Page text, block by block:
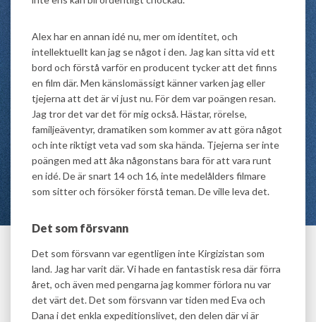
Alex har en annan idé nu, mer om identitet, och
intellektuellt kan jag se något i den. Jag kan sitta vid ett
bord och förstå varför en producent tycker att det finns
en film där. Men känslomässigt känner varken jag eller
tjejerna att det är vi just nu. För dem var poängen resan.
Jag tror det var det för mig också. Hästar, rörelse,
familjeäventyr, dramatiken som kommer av att göra något
och inte riktigt veta vad som ska hända. Tjejerna ser inte
poängen med att åka någonstans bara för att vara runt
en idé. De är snart 14 och 16, inte medelålders filmare
som sitter och försöker förstå teman. De ville leva det.
Det som försvann
Det som försvann var egentligen inte Kirgizistan som
land. Jag har varit där. Vi hade en fantastisk resa där förra
året, och även med pengarna jag kommer förlora nu var
det värt det. Det som försvann var tiden med Eva och
Dana i det enkla expeditionslivet, den delen där vi är